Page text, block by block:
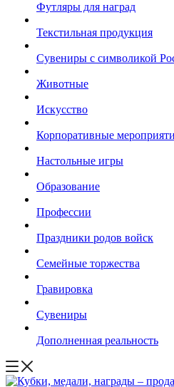
Футляры для наград
Текстильная продукция
Сувениры с символикой
Животные
Искусство
Корпоративные
Настольные игры
Образование
Профессии
Праздники родов войск
Семейные торжества
Гравировка
Сувениры
Дополненная реальность